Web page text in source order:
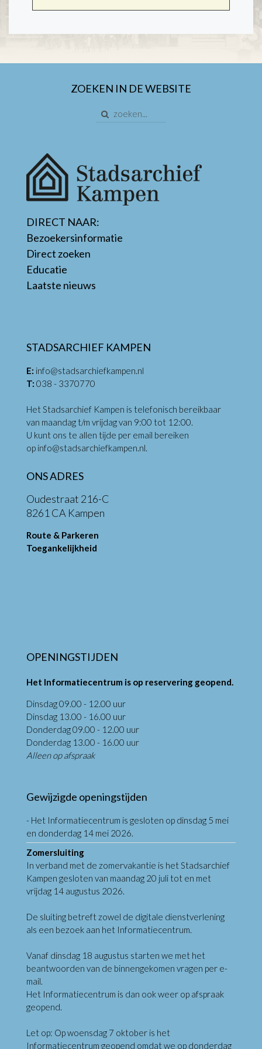
ZOEKEN IN DE WEBSITE
DIRECT NAAR:
Bezoekersinformatie
Direct zoeken
Educatie
Laatste nieuws
STADSARCHIEF KAMPEN
E: info@stadsarchiefkampen.nl
T: 038 - 3370770
Het Stadsarchief Kampen is telefonisch bereikbaar
van maandag t/m vrijdag van 9:00 tot 12:00.
U kunt ons te allen tijde per email bereiken
op info@stadsarchiefkampen.nl.
ONS ADRES
Oudestraat 216-C
8261 CA Kampen
Route & Parkeren
Toegankelijkheid
OPENINGSTIJDEN
Het Informatiecentrum is op reservering geopend.
Dinsdag 09.00 - 12.00 uur
Dinsdag 13.00 - 16.00 uur
Donderdag 09.00 - 12.00 uur
Donderdag 13.00 - 16.00 uur
Alleen op afspraak
Gewijzigde openingstijden
- Het Informatiecentrum is gesloten op dinsdag 5 mei
en donderdag 14 mei 2026.
Zomersluiting
In verband met de zomervakantie is het Stadsarchief
Kampen gesloten van maandag 20 juli tot en met
vrijdag 14 augustus 2026.
De sluiting betreft zowel de digitale dienstverlening
als een bezoek aan het Informatiecentrum.
Vanaf dinsdag 18 augustus starten we met het
beantwoorden van de binnengekomen vragen per e-
mail.
Het Informatiecentrum is dan ook weer op afspraak
geopend.
Let op: Op woensdag 7 oktober is het
Informatiecentrum geopend omdat we op donderdag